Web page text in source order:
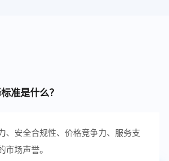
准是什么？
、安全合规性、价格竞争力、服务支
场声誉。